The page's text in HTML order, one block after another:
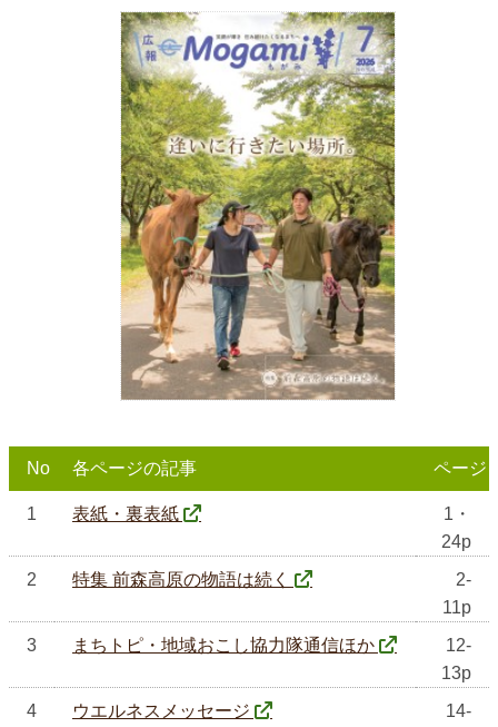
No 各ページの記事 ページ
1 表紙・裏表紙
1・
24p
2
特集 前森高原の物語は続く
2-
11p
3
まちトピ・地域おこし協力隊通信ほか
12-
13p
4
ウエルネスメッセージ
14-